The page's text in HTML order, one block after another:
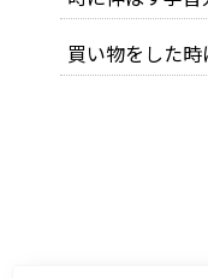
買い物をした